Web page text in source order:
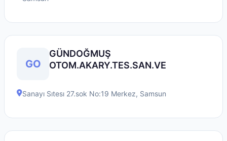
GO
GÜNDOĞMUŞ
OTOM.AKARY.TES.SAN.VE
Sanayı Sıtesı 27.sok No:19 Merkez, Samsun